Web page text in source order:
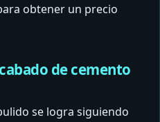
obtener un precio
de cemento
se logra siguiendo